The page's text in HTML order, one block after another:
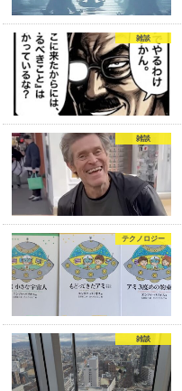
雑談
雑談
テクノロジー
雑談